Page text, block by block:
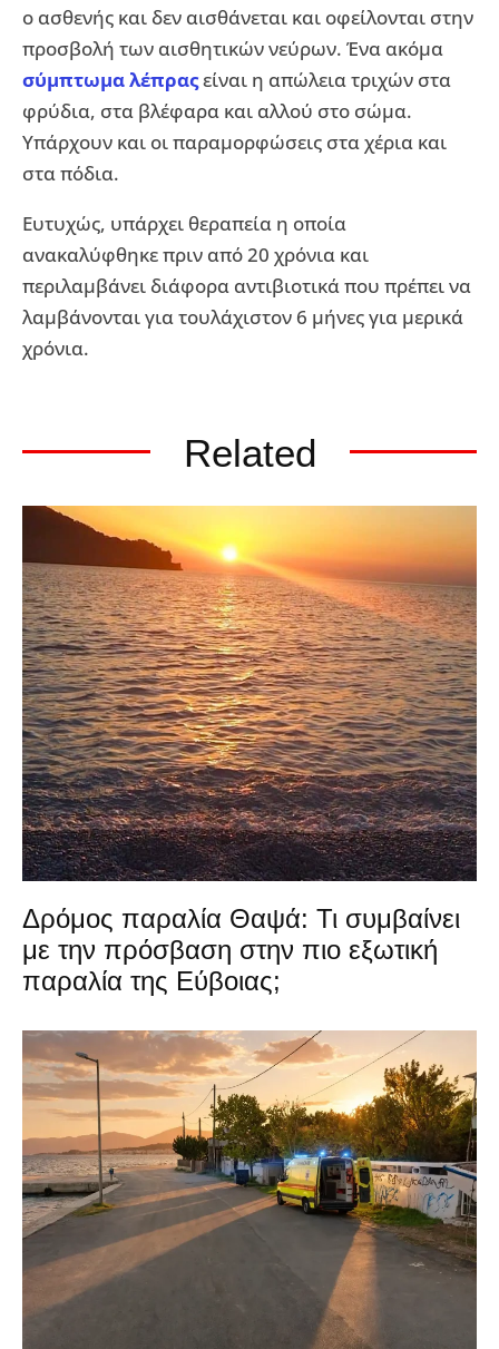
ο ασθενής και δεν αισθάνεται και οφείλονται στην
προσβολή των αισθητικών νεύρων. Ένα ακόμα
σύμπτωμα λέπραςείναι η απώλεια τριχών στα
φρύδια, στα βλέφαρα και αλλού στο σώμα.
Υπάρχουν και οι παραμορφώσεις στα χέρια και
στα πόδια.
Ευτυχώς, υπάρχει θεραπεία η οποία
ανακαλύφθηκε πριν από 20 χρόνια και
περιλαμβάνει διάφορα αντιβιοτικά που πρέπει να
λαμβάνονται για τουλάχιστον 6 μήνες για μερικά
χρόνια.
Related
Δρόμος παραλία Θαψά: Τι συμβαίνει
με την πρόσβαση στην πιο εξωτική
παραλία της Εύβοιας;